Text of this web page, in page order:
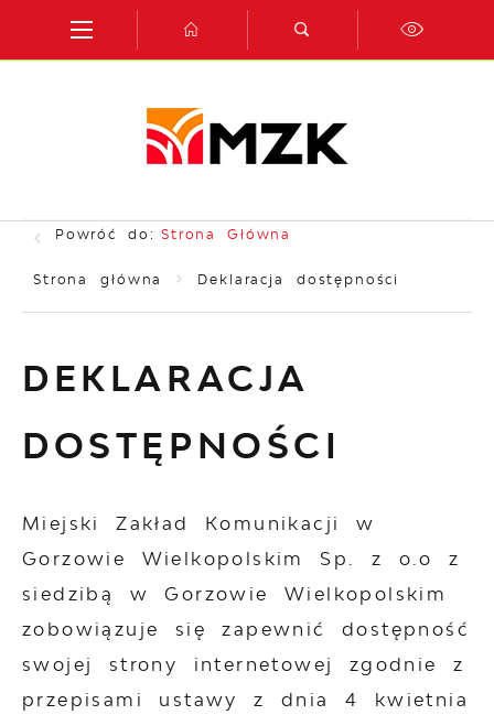
Przejdź do menu.
Przejdź do wyszukiwarki.
Przejdź do treści.
Przejdź do ustawień wielkości czcionki.
Włącz wersję kontrastową strony.
Powróć do: Strona Główna
Strona główna Deklaracja dostępności
DEKLARACJA
DOSTĘPNOŚCI
Miejski Zakład Komunikacji w
Gorzowie Wielkopolskim Sp. z o.o z
siedzibą w Gorzowie Wielkopolskim
zobowiązuje się zapewnić dostępność
swojej strony internetowej
zgodnie z
przepisami ustawy z dnia 4 kwietnia